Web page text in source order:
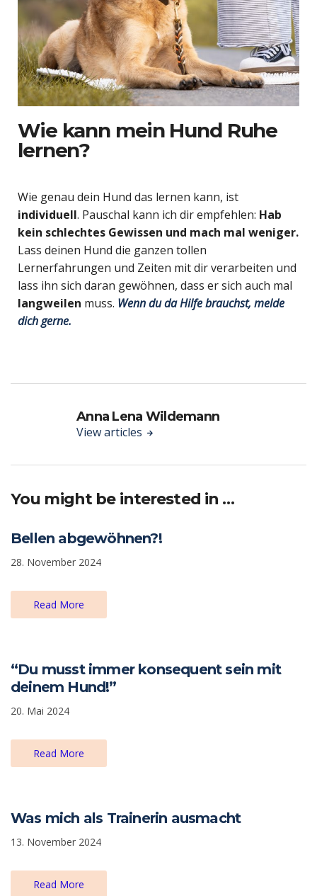
Wie kann mein Hund Ruhe
lernen?
Wie genau dein Hund das lernen kann, ist
individuell. Pauschal kann ich dir empfehlen: Hab
kein schlechtes Gewissen und mach mal weniger.
Lass deinen Hund die ganzen tollen
Lernerfahrungen und Zeiten mit dir verarbeiten und
lass ihn sich daran gewöhnen, dass er sich auch mal
langweilen muss. Wenn du da Hilfe brauchst, melde
dich gerne.
Anna Lena Wildemann
View articles
You might be interested in …
Bellen abgewöhnen?!
28. November 2024
Read More
“Du musst immer konsequent sein mit
deinem Hund!”
20. Mai 2024
Read More
Was mich als Trainerin ausmacht
13. November 2024
Read More